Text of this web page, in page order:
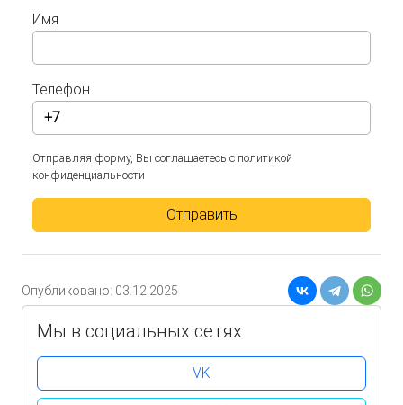
Имя
Телефон
Отправляя форму, Вы соглашаетесь с политикой
конфиденциальности
Отправить
Опубликовано: 03.12.2025
Мы в социальных сетях
VK